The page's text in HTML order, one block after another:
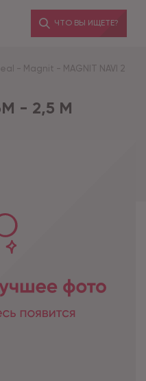
ЧТО ВЫ ИЩЕТЕ?
- Magnit - MAGNIT NAVI 2
- 2,5 М